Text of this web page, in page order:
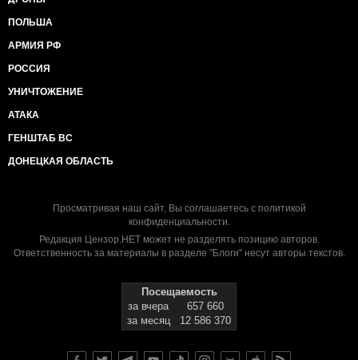
ПОЛЬША
АРМИЯ РФ
РОССИЯ
УНИЧТОЖЕНИЕ
АТАКА
ГЕНШТАБ ВС
ДОНЕЦКАЯ ОБЛАСТЬ
Просматривая наш сайт, Вы соглашаетесь с политикой
конфиденциальности.
Редакция Цензор.НЕТ может не разделять позицию авторов.
Ответственность за материалы в разделе "Блоги" несут авторы текстов.
Посещаемость
за вчера
657 660
за месяц
12 586 370